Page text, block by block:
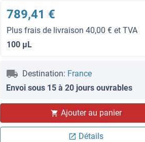
789,41 €
Plus frais de livraison 40,00 € et TVA
100 μL
Destination: France
Envoi sous 15 à 20 jours ouvrables
Ajouter au panier
Détails